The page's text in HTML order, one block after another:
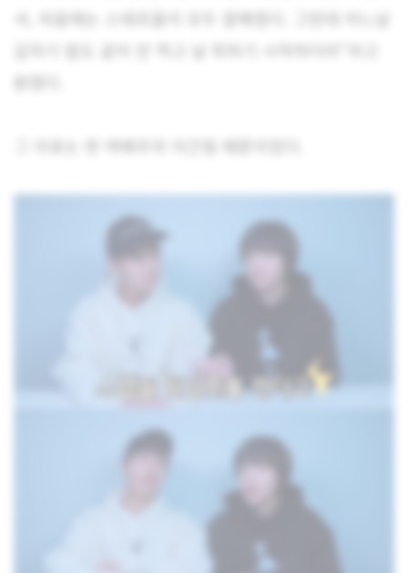
서, 처음에는 스태프들이 모두 잘해줬다. 그런데 어느날
갑자기 밥도 같이 안 먹고 날 피하기 시작하더라”라고
그 이유는 한 여배우의 이간질 때문이었다.